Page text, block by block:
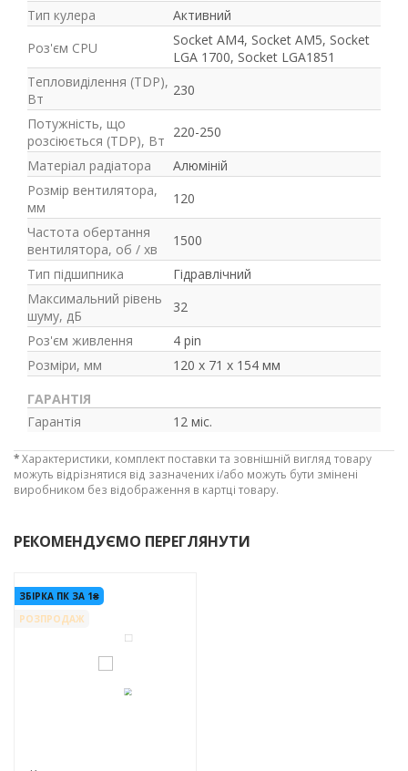
Тип кулера
Активний
Роз'єм CPU
Socket AM4, Socket AM5, Socket
LGA 1700, Socket LGA1851
Тепловиділення (TDP),
Вт
230
Потужність, що
розсіюється (TDP), Вт
220-250
Матеріал радіатора
Алюміній
Розмір вентилятора,
мм
120
Частота обертання
вентилятора, об / хв
1500
Тип підшипника
Гідравлічний
Максимальний рівень
шуму, дБ
32
Роз'єм живлення
4 pin
Розміри, мм
120 x 71 x 154 мм
ГАРАНТІЯ
Гарантія
12 міс.
*Характеристики, комплект поставки та зовнішній вигляд товару
можуть відрізнятися від зазначених і/або можуть бути змінені
виробником без відображення в картці товару.
РЕКОМЕНДУЄМО ПЕРЕГЛЯНУТИ
ЗБІРКА ПК ЗА 1₴
РОЗПРОДАЖ